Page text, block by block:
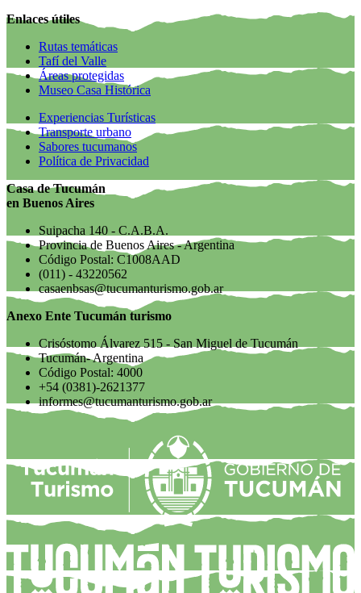
Enlaces útiles
Rutas temáticas
Tafí del Valle
Áreas protegidas
Museo Casa Histórica
Experiencias Turísticas
Transporte urbano
Sabores tucumanos
Política de Privacidad
Casa de Tucumán
en Buenos Aires
Suipacha 140 - C.A.B.A.
Provincia de Buenos Aires - Argentina
Código Postal: C1008AAD
(011) - 43220562
casaenbsas@tucumanturismo.gob.ar
Anexo Ente Tucumán turismo
Crisóstomo Álvarez 515 - San Miguel de Tucumán
Tucumán- Argentina
Código Postal: 4000
+54 (0381)-2621377
informes@tucumanturismo.gob.ar